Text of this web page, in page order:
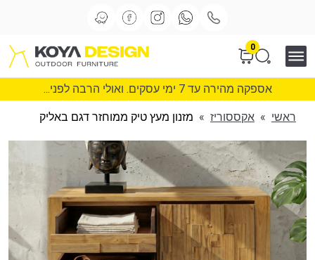
0
אספקה מהירה עד 7 ימי עסקים. ואולי הרבה לפני...
ראשי » אקססוריז » מזנון מעץ טיק ממוחזר דגם באליק